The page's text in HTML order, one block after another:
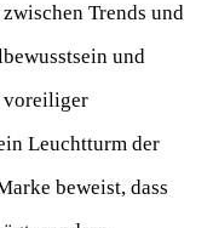
Trends und
und
voreiliger
Leuchtturm der
beweist, dass